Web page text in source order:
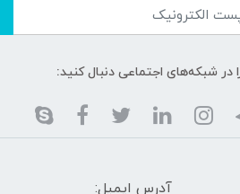
در شبکه‌های اجتماعی دنبال کنید:
آدرس ایمیل: